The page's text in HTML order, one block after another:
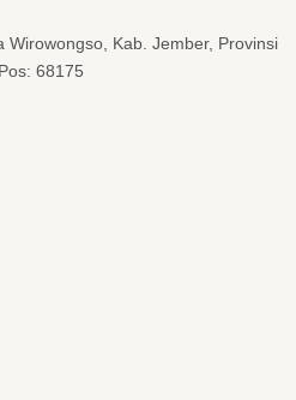
Wirowongso, Kab. Jember, Provinsi
68175